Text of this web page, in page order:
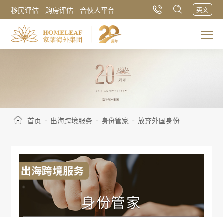
移民评估 购房评估 合伙人平台 英文
首页 - 出海跨境服务 - 身份管家 - 放弃外国身份